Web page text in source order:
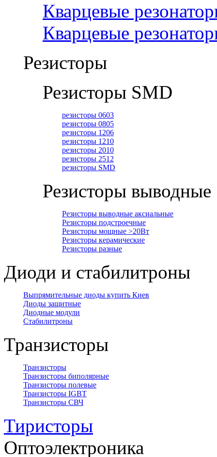
Кварцевые
Кварцевые
Резисторы
Резисторы SMD
резисторы 0603
резисторы 0805
резисторы 1206
резисторы 1210
резисторы 2010
резисторы 2512
резисторы SMD
Резисторы выводные
Резисторы выводные аксиальные
Резисторы подстроечные
Резисторы мощные >20Вт
Резисторы керамические
Резисторы разные
Диоди и стабилитроны
Выпрямительные диоды купить Киев
Диоды защитные
Диодные модули
Стабилитроны
Транзисторы
Транзисторы
Транзисторы биполярные
Транзисторы полевые
Транзисторы IGBT
Транзисторы СВЧ
Тиристоры
Оптоэлектроника